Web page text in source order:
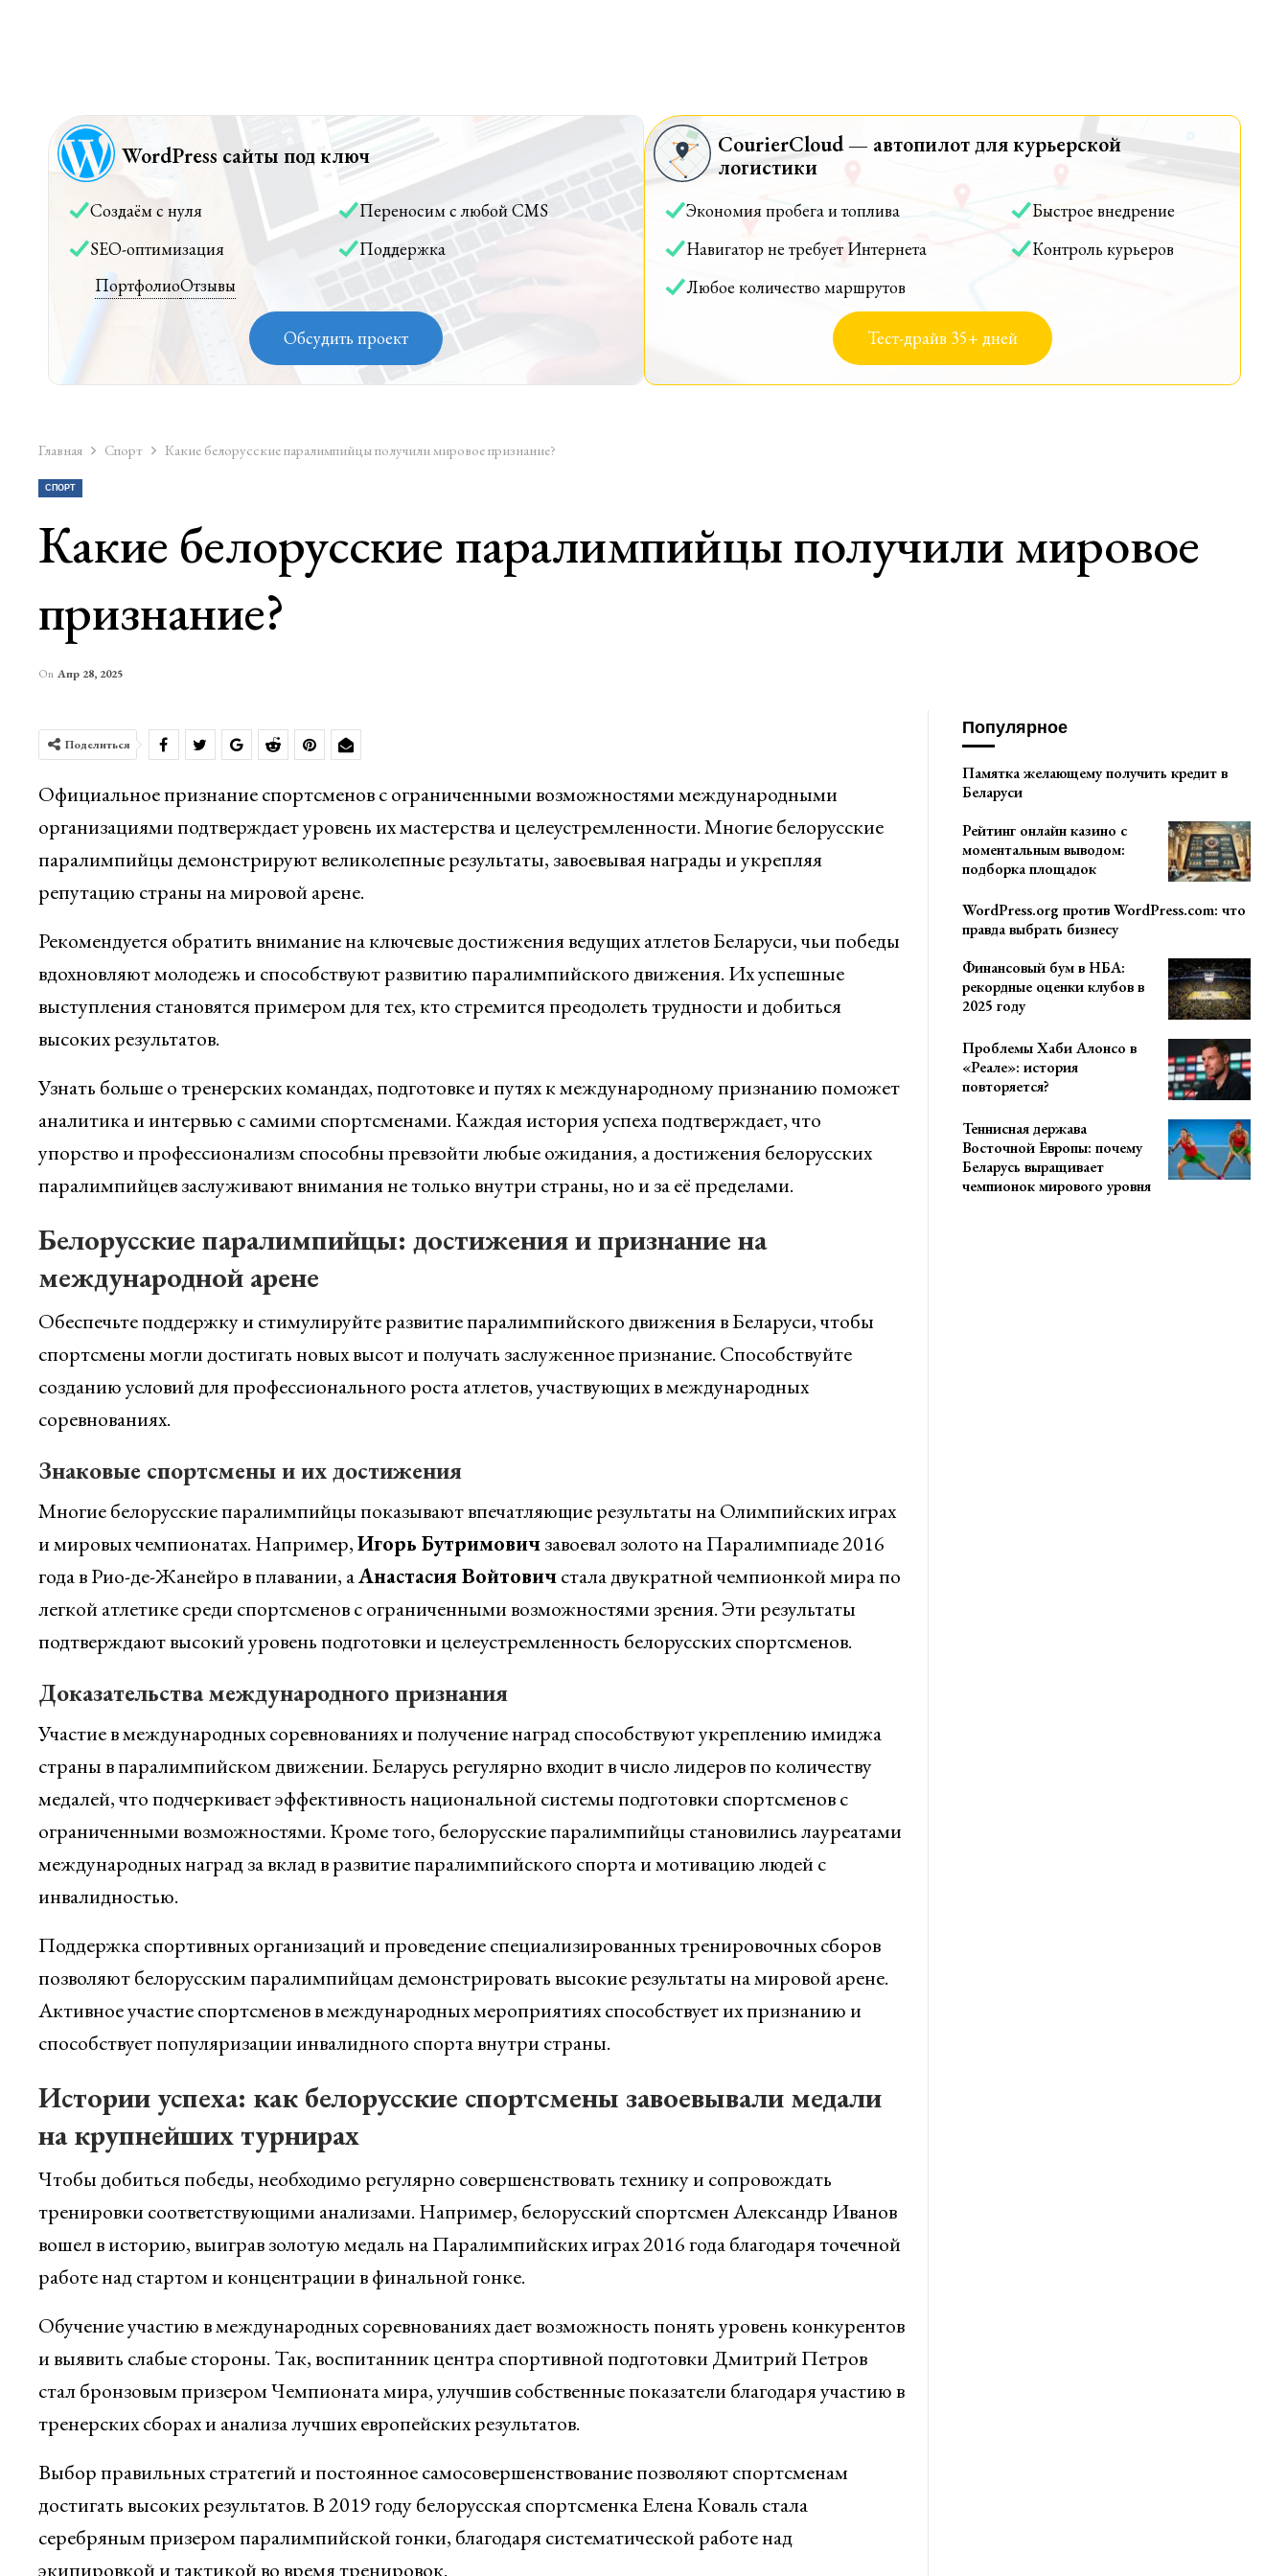
WordPress сайты под ключ
Создаём с нуля
Переносим с любой CMS
SEO-оптимизация
Поддержка
ПортфолиоОтзывы
Обсудить проект
CourierCloud — автопилот для курьерской
логистики
Экономия пробега и топлива
Быстрое внедрение
Навигатор не требует Интернета
Контроль курьеров
Любое количество маршрутов
Тест-драйв 35+ дней
Главная Спорт Какие белорусские паралимпийцы получили мировое признание?
СПОРТ
Какие белорусские паралимпийцы получили мировое
признание?
On Апр 28, 2025
Поделиться
Официальное признание спортсменов с ограниченными возможностями международными
организациями подтверждает уровень их мастерства и целеустремленности. Многие белорусские
паралимпийцы демонстрируют великолепные результаты, завоевывая награды и укрепляя
репутацию страны на мировой арене.
Рекомендуется обратить внимание на ключевые достижения ведущих атлетов Беларуси, чьи победы
вдохновляют молодежь и способствуют развитию паралимпийского движения. Их успешные
выступления становятся примером для тех, кто стремится преодолеть трудности и добиться
высоких результатов.
Узнать больше о тренерских командах, подготовке и путях к международному признанию поможет
аналитика и интервью с самими спортсменами. Каждая история успеха подтверждает, что
упорство и профессионализм способны превзойти любые ожидания, а достижения белорусских
паралимпийцев заслуживают внимания не только внутри страны, но и за её пределами.
Белорусские паралимпийцы: достижения и признание на
международной арене
Обеспечьте поддержку и стимулируйте развитие паралимпийского движения в Беларуси, чтобы
спортсмены могли достигать новых высот и получать заслуженное признание. Способствуйте
созданию условий для профессионального роста атлетов, участвующих в международных
соревнованиях.
Знаковые спортсмены и их достижения
Многие белорусские паралимпийцы показывают впечатляющие результаты на Олимпийских играх
и мировых чемпионатах. Например,Игорь Бутримовичзавоевал золото на Паралимпиаде 2016
года в Рио-де-Жанейро в плавании, аАнастасия Войтовичстала двукратной чемпионкой мира по
легкой атлетике среди спортсменов с ограниченными возможностями зрения. Эти результаты
подтверждают высокий уровень подготовки и целеустремленность белорусских спортсменов.
Доказательства международного признания
Участие в международных соревнованиях и получение наград способствуют укреплению имиджа
страны в паралимпийском движении. Беларусь регулярно входит в число лидеров по количеству
медалей, что подчеркивает эффективность национальной системы подготовки спортсменов с
ограниченными возможностями. Кроме того, белорусские паралимпийцы становились лауреатами
международных наград за вклад в развитие паралимпийского спорта и мотивацию людей с
инвалидностью.
Поддержка спортивных организаций и проведение специализированных тренировочных сборов
позволяют белорусским паралимпийцам демонстрировать высокие результаты на мировой арене.
Активное участие спортсменов в международных мероприятиях способствует их признанию и
способствует популяризации инвалидного спорта внутри страны.
Истории успеха: как белорусские спортсмены завоевывали медали
на крупнейших турнирах
Чтобы добиться победы, необходимо регулярно совершенствовать технику и сопровождать
тренировки соответствующими анализами. Например, белорусский спортсмен Александр Иванов
вошел в историю, выиграв золотую медаль на Паралимпийских играх 2016 года благодаря точечной
работе над стартом и концентрации в финальной гонке.
Обучение участию в международных соревнованиях дает возможность понять уровень конкурентов
и выявить слабые стороны. Так, воспитанник центра спортивной подготовки Дмитрий Петров
стал бронзовым призером Чемпионата мира, улучшив собственные показатели благодаря участию в
тренерских сборах и анализа лучших европейских результатов.
Выбор правильных стратегий и постоянное самосовершенствование позволяют спортсменам
достигать высоких результатов. В 2019 году белорусская спортсменка Елена Коваль стала
серебряным призером паралимпийской гонки, благодаря систематической работе над
экипировкой и тактикой во время тренировок.
Популярное
Памятка желающему получить кредит в
Беларуси
Рейтинг онлайн казино с
моментальным выводом:
подборка площадок
WordPress.org против WordPress.com: что
правда выбрать бизнесу
Финансовый бум в НБА:
рекордные оценки клубов в
2025 году
Проблемы Хаби Алонсо в
«Реале»: история
повторяется?
Теннисная держава
Восточной Европы: почему
Беларусь выращивает
чемпионок мирового уровня